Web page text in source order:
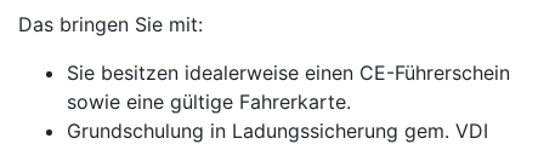
Das bringen Sie mit:
Sie besitzen idealerweise einen CE-Führerschein
sowie eine gültige Fahrerkarte.
Grundschulung in Ladungssicherung gem. VDI